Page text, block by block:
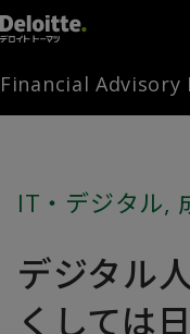
Home
Times
Channel
Library
お問い合わせ
FAMとは
Financial Advisory
IT・デジタル,
デジタル
くしては